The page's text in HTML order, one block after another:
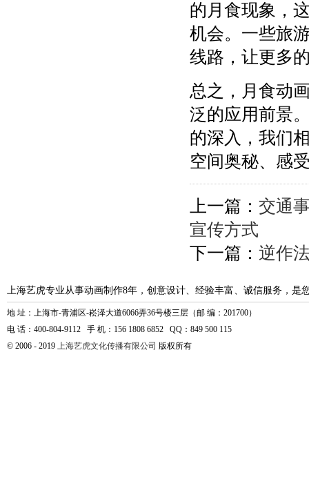
的月食现象，
机会。一些旅
线路，让更多
总之，月食动
泛的应用前景
的深入，我们
空间奥秘、感
上一篇： 交通
宣传方式
下一篇： 逆作
上海艺虎专业从事动画制作8年，创意设计、经验丰富、诚信服务，是
地 址：上海市-青浦区-崧泽大道6066弄36号楼三层（邮 编：201700）
电 话：400-804-9112 手 机：156 1808 6852 QQ：849 500 115
© 2006 - 2019 上海艺虎文化传播有限公司 版权所有